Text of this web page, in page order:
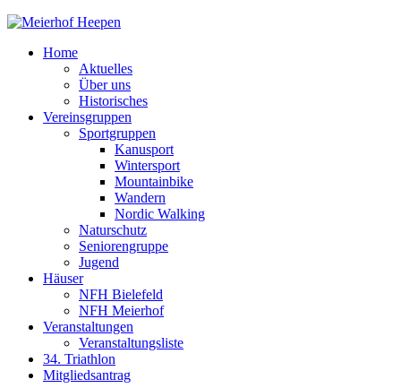
Home
Aktuelles
Über uns
Historisches
Vereinsgruppen
Sportgruppen
Kanusport
Wintersport
Mountainbike
Wandern
Nordic Walking
Naturschutz
Seniorengruppe
Jugend
Häuser
NFH Bielefeld
NFH Meierhof
Veranstaltungen
Veranstaltungsliste
34. Triathlon
Mitgliedsantrag